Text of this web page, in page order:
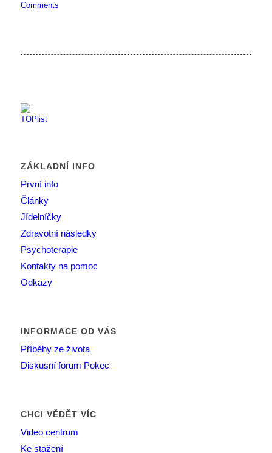
Comments
ZÁKLADNÍ INFO
První info
Články
Jídelníčky
Zdravotní následky
Psychoterapie
Kontakty na pomoc
Odkazy
INFORMACE OD VÁS
Příběhy ze života
Diskusní forum Pokec
CHCI VĚDĚT VÍC
Video centrum
Ke stažení